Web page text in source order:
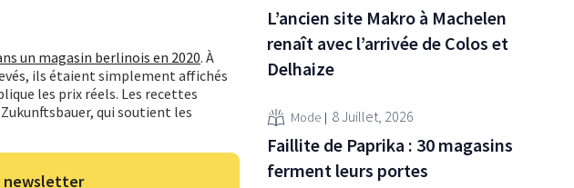
un magasin berlinois en 2020. À
ils étaient simplement affichés
les prix réels. Les recettes
qui soutient les
newsletter
L’ancien site Makro à Machelen
renaît avec l’arrivée de Colos et
Delhaize
Mode 8 Juillet, 2026
Faillite de Paprika : 30 magasins
ferment leurs portes